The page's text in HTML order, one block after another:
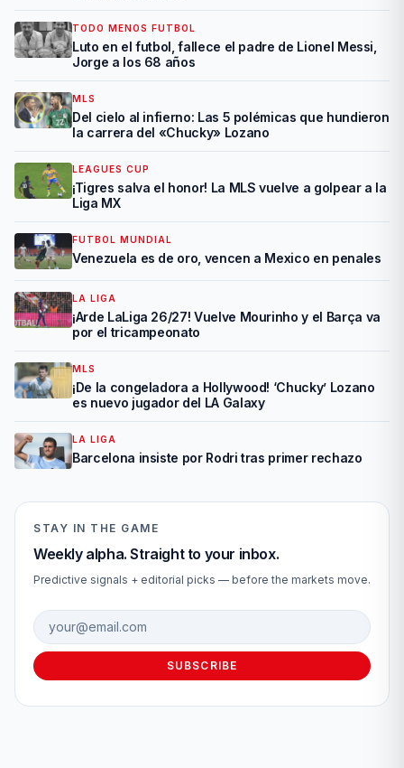
TODO MENOS FUTBOL
Luto en el futbol, fallece el padre de Lionel Messi,
Jorge a los 68 años
MLS
Del cielo al infierno: Las 5 polémicas que hundieron
la carrera del «Chucky» Lozano
LEAGUES CUP
¡Tigres salva el honor! La MLS vuelve a golpear a la
Liga MX
FUTBOL MUNDIAL
Venezuela es de oro, vencen a Mexico en penales
LA LIGA
¡Arde LaLiga 26/27! Vuelve Mourinho y el Barça va
por el tricampeonato
MLS
¡De la congeladora a Hollywood! ‘Chucky’ Lozano
es nuevo jugador del LA Galaxy
LA LIGA
Barcelona insiste por Rodri tras primer rechazo
STAY IN THE GAME
Weekly alpha. Straight to your inbox.
Predictive signals + editorial picks — before the markets move.
Email address
SUBSCRIBE